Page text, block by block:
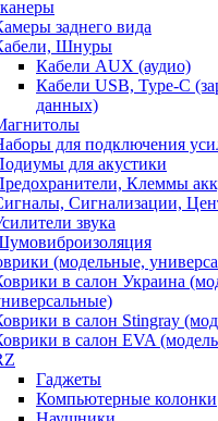
заднего вида
Шнуры
Кабели AUX (аудио)
Кабели USB, Type-C
данных)
для подключения
для акустики
Клеммы
Сигнализации,
звука
(модельные,
в салон Украина
в салон Stingray
в салон EVA
Гаджеты
Компьютерные колонки